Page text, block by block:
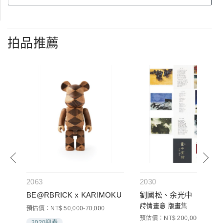
拍品推薦
2063
BE@RBRICK x KARIMOKU
預估價：NT$ 50,000-70,000
2030
劉國松、余光中
詩情畫意 版畫集
預估價：NT$ 200,000-